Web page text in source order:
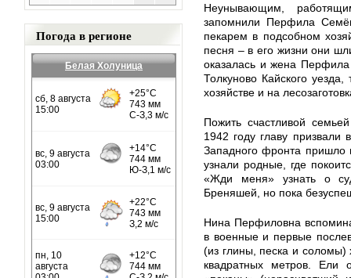
Погода в регионе
Белая Холуница
Неунывающим,
запомнили Перфила
пекарем в подсобном
песня – в его жизни они
оказалась и жена
Толкуново Кайского
хозяйстве и на
Пожить счастливой
1942 году главу
Западного фронта пришло
узнали родные, где
«Жди меня» узнать о
Бреняшей, но пока
Нина Перфиловна
в военные и первые
(из глины, песка и
квадратных метров. Ели